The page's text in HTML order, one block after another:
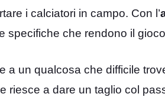
i calciatori in campo. Con l’
specifiche che rendono il
a un qualcosa che difficile
riesce a dare un taglio col